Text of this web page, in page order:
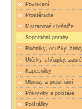
Povlečení
Prostěradla
Matracové chrániče
Separační potahy
Ručníky, osušky,
Utěrky, chňapky,
Kapesníky
Ubrusy a prostírání
Přikrývky a polštáře
Polštářky